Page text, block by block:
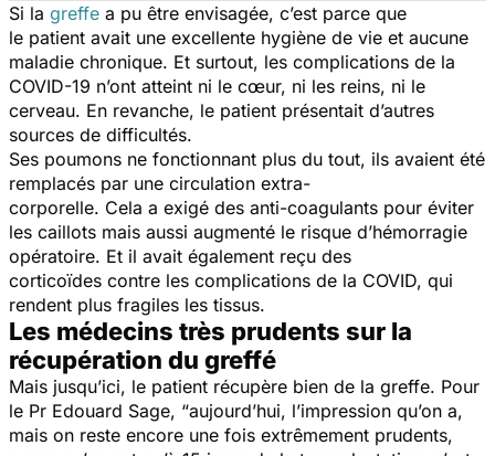
Si la greffe a pu être envisagée, c’est parce que
le patient avait une excellente hygiène de vie et aucune
maladie chronique. Et surtout, les complications de la
COVID-19 n’ont atteint ni le cœur, ni les reins, ni le
cerveau. En revanche, le patient présentait d’autres
sources de difficultés.
Ses poumons ne fonctionnant plus du tout, ils avaient été
remplacés par une circulation extra-
corporelle. Cela a exigé des anti-coagulants pour éviter
les caillots mais aussi augmenté le risque d’hémorragie
opératoire. Et il avait également reçu des
corticoïdes contre les complications de la COVID, qui
rendent plus fragiles les tissus.
Les médecins très prudents sur la
récupération du greffé
Mais jusqu’ici, le patient récupère bien de la greffe. Pour
le Pr Edouard Sage, “aujourd’hui, l’impression qu’on a,
mais on reste encore une fois extrêmement prudents,